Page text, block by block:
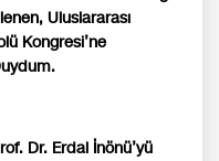
Uluslararası
Kongresi’ne
Dr. Erdal İnönü’yü